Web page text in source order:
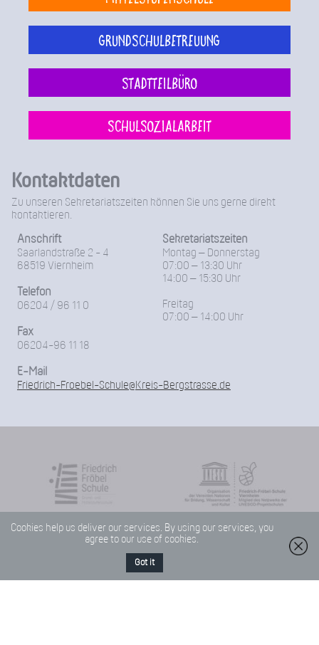
Grundschulbetreuung
Stadtteilbüro
Schulsozialarbeit
Kontaktdaten
Zu unseren Sekretariatszeiten können Sie uns gerne direkt
kontaktieren.
Anschrift
Saarlandstraße 2 - 4
68519 Viernheim
Telefon
06204 / 96 11 0
Fax
06204-96 11 18
Sekretariatszeiten
Montag – Donnerstag
07:00 – 13:30 Uhr
14:00 – 15:30 Uhr
Freitag
07:00 – 14:00 Uhr
E-Mail
Friedrich-Froebel-Schule@Kreis-Bergstrasse.de
Cookies help us deliver our services. By using our services, you
agree to our use of cookies.
Got it